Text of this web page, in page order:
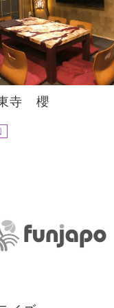
寺 櫻